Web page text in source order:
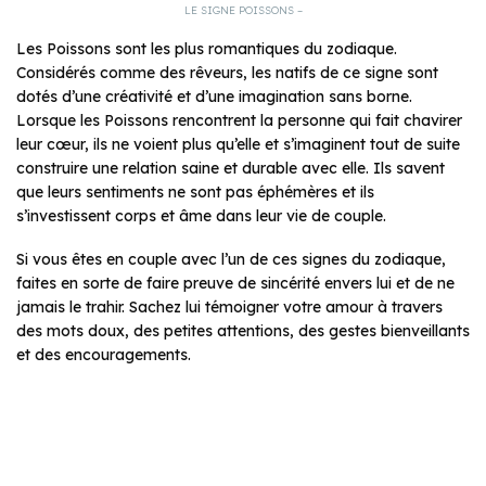
LE SIGNE POISSONS –
Les Poissons sont les plus romantiques du zodiaque.
Considérés comme des rêveurs, les natifs de ce signe sont
dotés d’une créativité et d’une imagination sans borne.
Lorsque les Poissons rencontrent la personne qui fait chavirer
leur cœur, ils ne voient plus qu’elle et s’imaginent tout de suite
construire une relation saine et durable avec elle. Ils savent
que leurs sentiments ne sont pas éphémères et ils
s’investissent corps et âme dans leur vie de couple.
Si vous êtes en couple avec l’un de ces signes du zodiaque,
faites en sorte de faire preuve de sincérité envers lui et de ne
jamais le trahir. Sachez lui témoigner votre amour à travers
des mots doux, des petites attentions, des gestes bienveillants
et des encouragements.